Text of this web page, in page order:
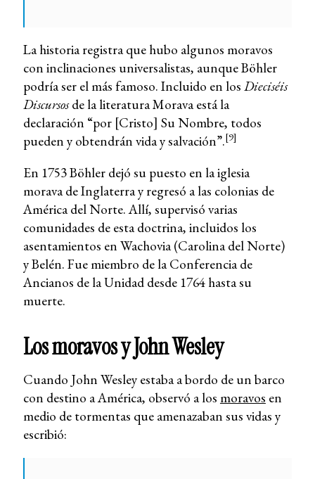
La historia registra que hubo algunos moravos
con inclinaciones universalistas, aunque Böhler
podría ser el más famoso. Incluido en los Dieciséis
Discursosde la literatura Morava está la
declaración “por [Cristo] Su Nombre, todos
pueden y obtendrán vida y salvación”.[9]
En 1753 Böhler dejó su puesto en la iglesia
morava de Inglaterra y regresó a las colonias de
América del Norte. Allí, supervisó varias
comunidades de esta doctrina, incluidos los
asentamientos en Wachovia (Carolina del Norte)
y Belén. Fue miembro de la Conferencia de
Ancianos de la Unidad desde 1764 hasta su
muerte.
Los moravos y John Wesley
Cuando John Wesley estaba a bordo de un barco
con destino a América, observó a los moravos en
medio de tormentas que amenazaban sus vidas y
escribió: